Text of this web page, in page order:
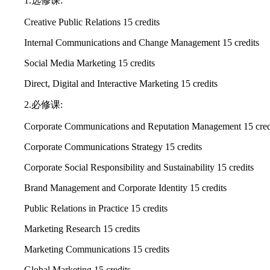
Creative Public Relations 15 credits
Internal Communications and Change Management 15 credits
Social Media Marketing 15 credits
Direct, Digital and Interactive Marketing 15 credits
2.必修课:
Corporate Communications and Reputation Management 15
Corporate Communications Strategy 15 credits
Corporate Social Responsibility and Sustainability 15 credits
Brand Management and Corporate Identity 15 credits
Public Relations in Practice 15 credits
Marketing Research 15 credits
Marketing Communications 15 credits